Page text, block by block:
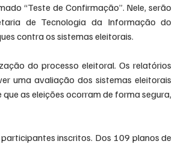
“Teste de Confirmação”. Nele, serão
de Tecnologia da Informação do
contra os sistemas eleitorais.
do processo eleitoral. Os relatórios
uma avaliação dos sistemas eleitorais
as eleições ocorram de forma segura,
inscritos. Dos 109 planos de